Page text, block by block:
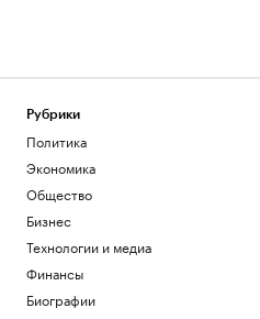
Рубрики
Политика
Экономика
Общество
Бизнес
Технологии и медиа
Финансы
Биографии